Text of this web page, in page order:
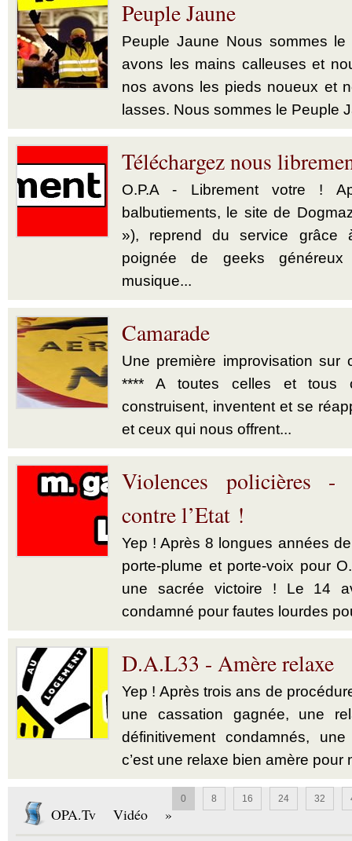
Peuple Jaune
Peuple Jaune Nous sommes
avons les mains calleuses et
nos avons les pieds noueux et
lasses. Nous sommes le Peuple
Téléchargez nous
O.P.A - Librement votre !
balbutiements, le site de
»), reprend du service grâce à
poignée de geeks
musique...
Camarade
Une première improvisation
**** A toutes celles et tous
construisent, inventent et se
et ceux qui nous offrent...
Violences policières -
contre l’Etat !
Yep ! Après 8 longues années
porte-plume et porte-voix pour
une sacrée victoire ! Le 14
condamné pour fautes lourdes
D.A.L33 - Amère relaxe
Yep ! Après trois ans de
une cassation gagnée, une
définitivement condamnés,
c’est une relaxe bien amère pour
0 8 16 24 32
OPA.Tv Vidéo »